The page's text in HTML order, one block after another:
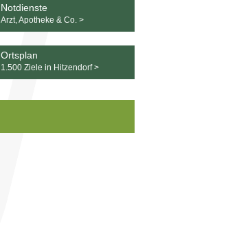
Notdienste
Arzt, Apotheke & Co. >
Ortsplan
1.500 Ziele in Hitzendorf >